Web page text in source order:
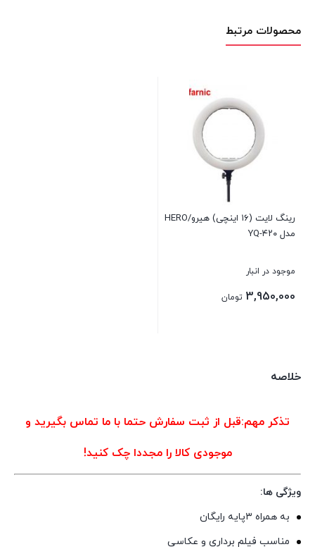
محصولات مرتبط
رینگ لایت (۱۶ اینچی) هیرو/HERO
مدل YQ-۴۲۰
موجود در انبار
3,950,000 تومان
خلاصه
تذکر مهم:قبل از ثبت سفارش حتما با ما تماس بگیرید و
موجودی کالا را مجددا چک کنید!
ویژگی ها:
به همراه ۳پایه رایگان
مناسب فیلم برداری و عکاسی